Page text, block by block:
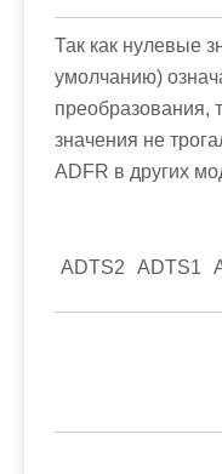
Так как нулевые
умолчанию)
преобразования,
значения не
ADFR в других
ADTS2 ADTS1